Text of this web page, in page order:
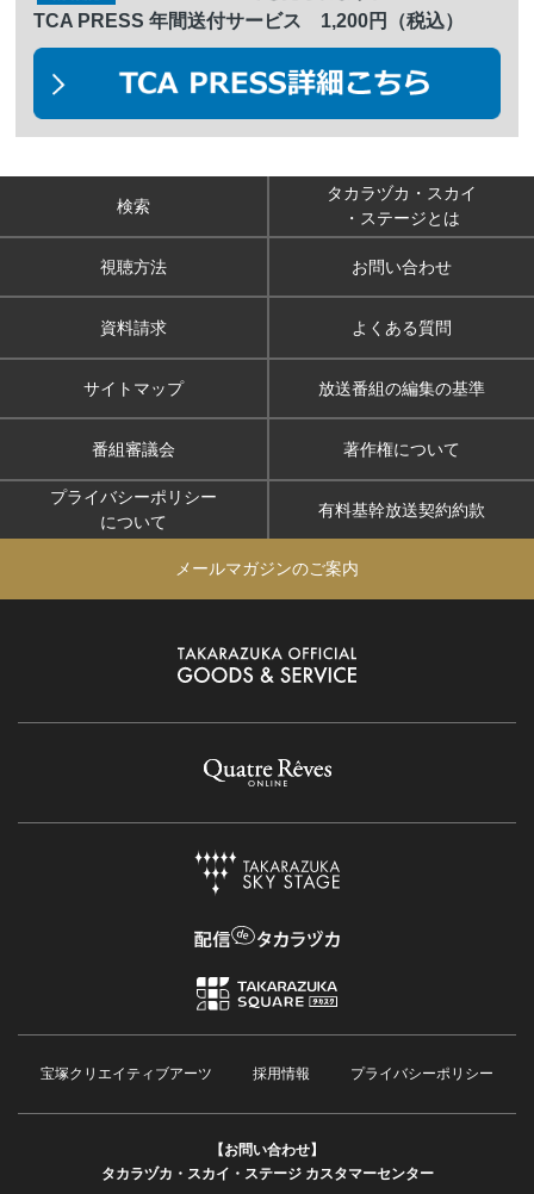
TCA PRESS 年間送付サービス 1,200円（税込）
検索
タカラヅカ・スカイ
・ステージとは
視聴方法 お問い合わせ
資料請求 よくある質問
サイトマップ 放送番組の編集の基準
番組審議会 著作権について
プライバシーポリシー
について
有料基幹放送契約約款
メールマガジンのご案内
宝塚クリエイティブアーツ 採用情報 プライバシーポリシー
【お問い合わせ】
タカラヅカ・スカイ・ステージ カスタマーセンター